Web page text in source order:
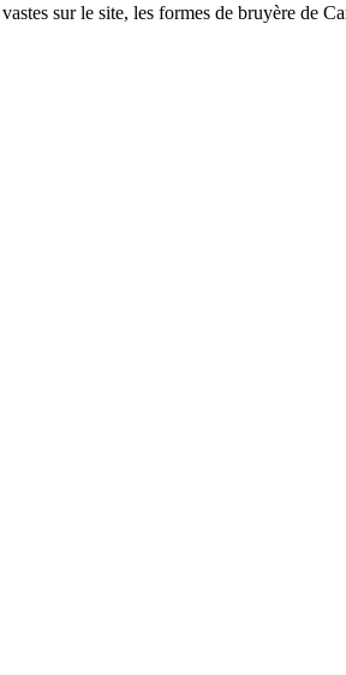
sur le site, les formes de bruyère de